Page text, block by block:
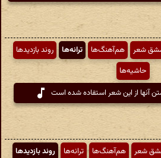
شعر هم‌آهنگ‌ها ترانه‌ها
روند بازدیدها
حاشیه‌ها
آنها از این شعر استفاده شده است
شعر هم‌آهنگ‌ها ترانه‌ها
روند بازدیدها